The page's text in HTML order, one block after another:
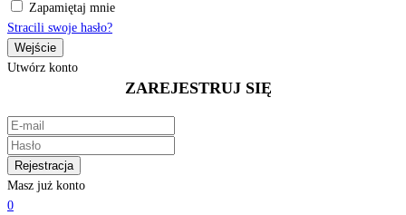
Zapamiętaj mnie
Stracili swoje hasło?
Utwórz konto
ZAREJESTRUJ SIĘ
Masz już konto
0